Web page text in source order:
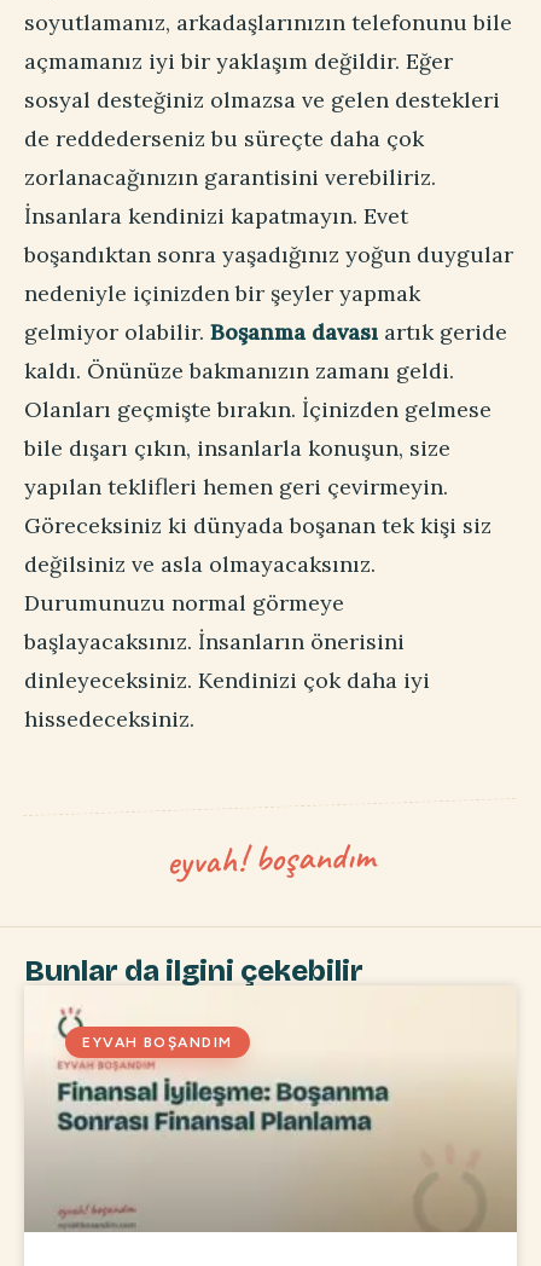
soyutlamanız, arkadaşlarınızın telefonunu bile
açmamanız iyi bir yaklaşım değildir. Eğer
sosyal desteğiniz olmazsa ve gelen destekleri
de reddederseniz bu süreçte daha çok
zorlanacağınızın garantisini verebiliriz.
İnsanlara kendinizi kapatmayın. Evet
boşandıktan sonra yaşadığınız yoğun duygular
nedeniyle içinizden bir şeyler yapmak
gelmiyor olabilir. Boşanma davası artık geride
kaldı. Önünüze bakmanızın zamanı geldi.
Olanları geçmişte bırakın. İçinizden gelmese
bile dışarı çıkın, insanlarla konuşun, size
yapılan teklifleri hemen geri çevirmeyin.
Göreceksiniz ki dünyada boşanan tek kişi siz
değilsiniz ve asla olmayacaksınız.
Durumunuzu normal görmeye
başlayacaksınız. İnsanların önerisini
dinleyeceksiniz. Kendinizi çok daha iyi
hissedeceksiniz.
Bunlar da ilgini çekebilir
EYVAH BOŞANDIM